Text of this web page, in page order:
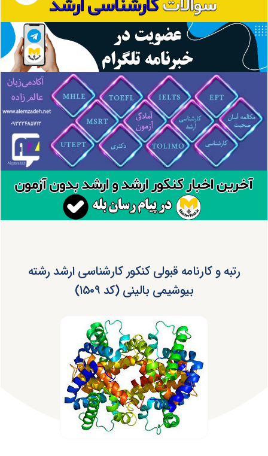
رتبه و کارنامه قبولی کنکور کارشناسی ارشد رشته
بیوشیمی بالینی (کد ۱۵۰۹)